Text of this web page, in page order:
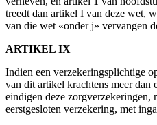
treedt dan artikel I van deze wet,
van die wet «onder j» vervangen
ARTIKEL IX
Indien een verzekeringsplichtige
van dit artikel krachtens meer dan
eindigen deze zorgverzekeringen,
eerstgesloten verzekering, met